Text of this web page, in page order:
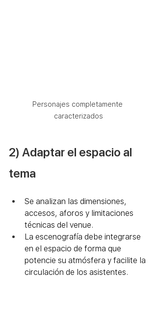
Personajes completamente
caracterizados
2) Adaptar el espacio al
tema
Se analizan las dimensiones,
accesos, aforos y limitaciones
técnicas del venue.
La escenografía debe integrarse
en el espacio de forma que
potencie su atmósfera y facilite la
circulación de los asistentes.